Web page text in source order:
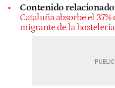
Contenido
Cataluña absorbe el
migrante de la